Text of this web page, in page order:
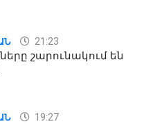
21:23
շարունակում են
19:27